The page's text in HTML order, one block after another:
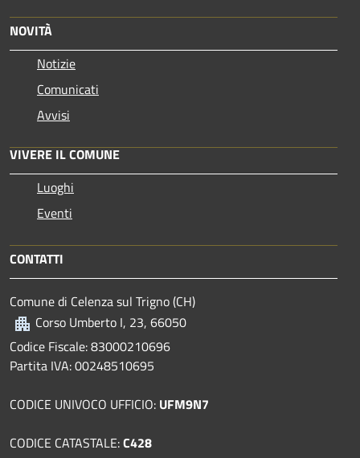
NOVITÀ
Notizie
Comunicati
Avvisi
VIVERE IL COMUNE
Luoghi
Eventi
CONTATTI
Comune di Celenza sul Trigno (CH)
Corso Umberto I, 23, 66050
Codice Fiscale: 83000210696
Partita IVA: 00248510695
CODICE UNIVOCO UFFICIO: UFM9N7
CODICE CATASTALE:C428